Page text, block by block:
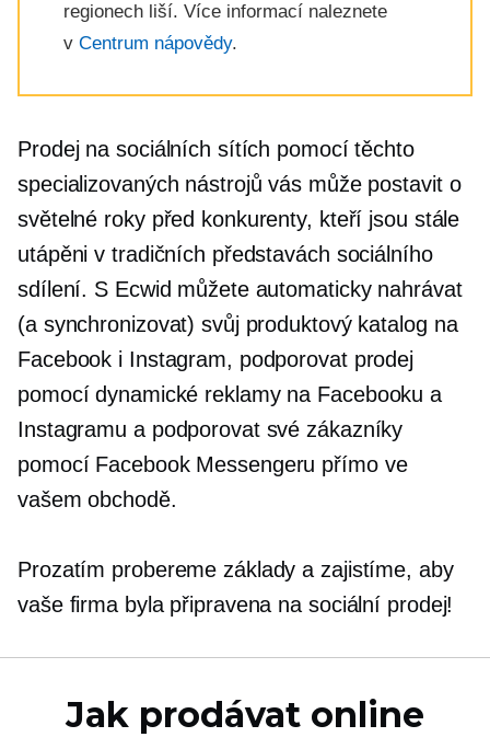
regionech liší. Více informací naleznete
v Centrum nápovědy.
Prodej na sociálních sítích pomocí těchto
specializovaných nástrojů vás může postavit o
světelné roky před konkurenty, kteří jsou stále
utápěni v tradičních představách sociálního
sdílení. S Ecwid můžete automaticky nahrávat
(a synchronizovat) svůj produktový katalog na
Facebook i Instagram, podporovat prodej
pomocí dynamické reklamy na Facebooku a
Instagramu a podporovat své zákazníky
pomocí Facebook Messengeru přímo ve
vašem obchodě.
Prozatím probereme základy a zajistíme, aby
vaše firma byla připravena na sociální prodej!
Jak prodávat online